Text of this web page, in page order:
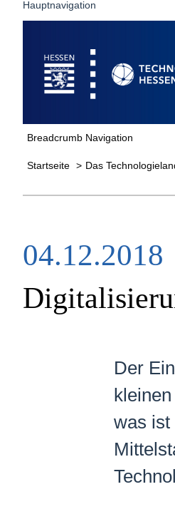
Hauptnavigation
Startseite
Breadcrumb Navigation
Startseite Das
04.12.2018
Der
was ist